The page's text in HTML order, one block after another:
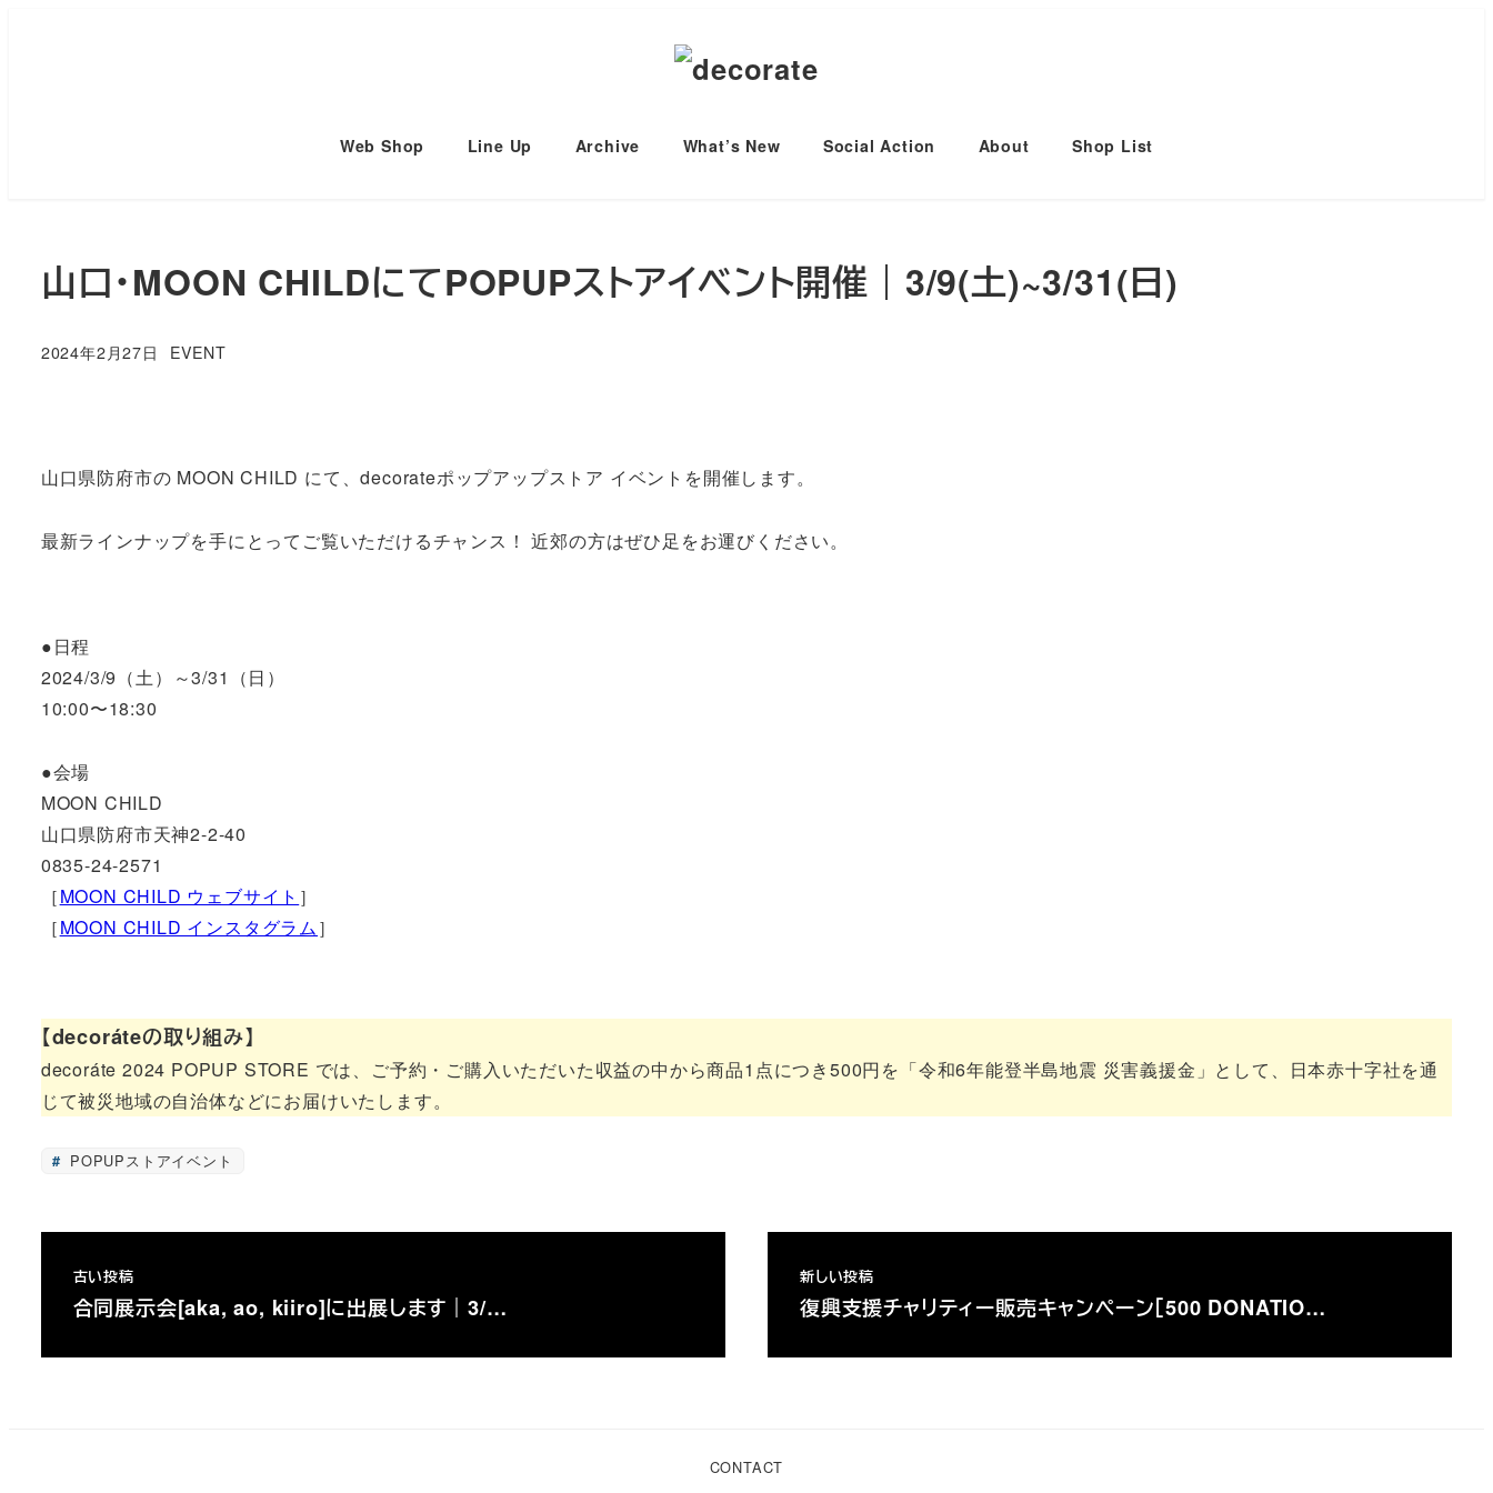
Web Shop Line Up Archive What’s New Social Action About Shop List
山口・MOON CHILDにてPOPUPストアイベント開催｜3/9(土)~3/31(日)
投稿日
2024年2月27日 カテゴリー
EVENT
山口県防府市の MOON CHILD にて、decorateポップアップストア イベントを開催します。
最新ラインナップを手にとってご覧いただけるチャンス！ 近郊の方はぜひ足をお運びください。
●日程
2024/3/9（土）～3/31（日）
10:00〜18:30
●会場
MOON CHILD
山口県防府市天神2-2-40
0835-24-2571
［MOON CHILD ウェブサイト ］
［MOON CHILD インスタグラム］
【decoráteの取り組み】
decoráte 2024 POPUP STORE では、ご予約・ご購入いただいた収益の中から商品1点につき500円を「令和6年能登半島地震 災害義援金」として、日本赤十字社を通
じて被災地域の自治体などにお届けいたします。
POPUPストアイベント
古い投稿
合同展示会[aka, ao, kiiro]に出展します｜3/…
新しい投稿
復興支援チャリティー販売キャンペーン［500 DONATIO…
CONTACT